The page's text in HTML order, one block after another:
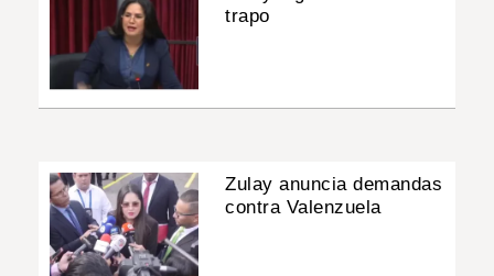
trapo
Zulay anuncia demandas
contra Valenzuela